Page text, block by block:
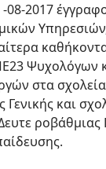
2017
Ψυχολόγων
στα
Γενικής και
ροβάθμιας